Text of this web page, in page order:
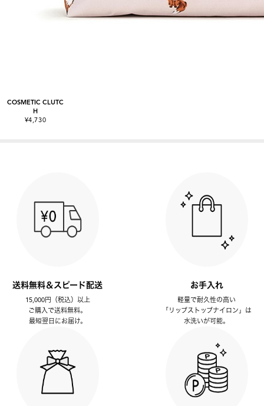
COSMETIC CLUTC
H
¥4,730
送料無料＆スピード配送
15,000円（税込）以上
ご購入で送料無料。
最短翌日にお届け。
お手入れ
軽量で耐久性の高い
「リップストップナイロン」は
水洗いが可能。